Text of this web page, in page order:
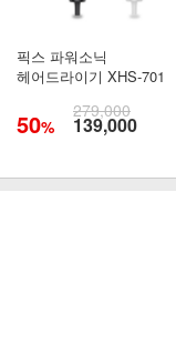
픽스 파워소닉
헤어드라이기 XHS-701
50%
279,000
139,000